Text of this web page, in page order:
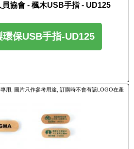
協會 - 楓木USB手指 - UD125
保USB手指-UD125
用, 圖片只作參考用途, 訂購時不會有該LOGO在產